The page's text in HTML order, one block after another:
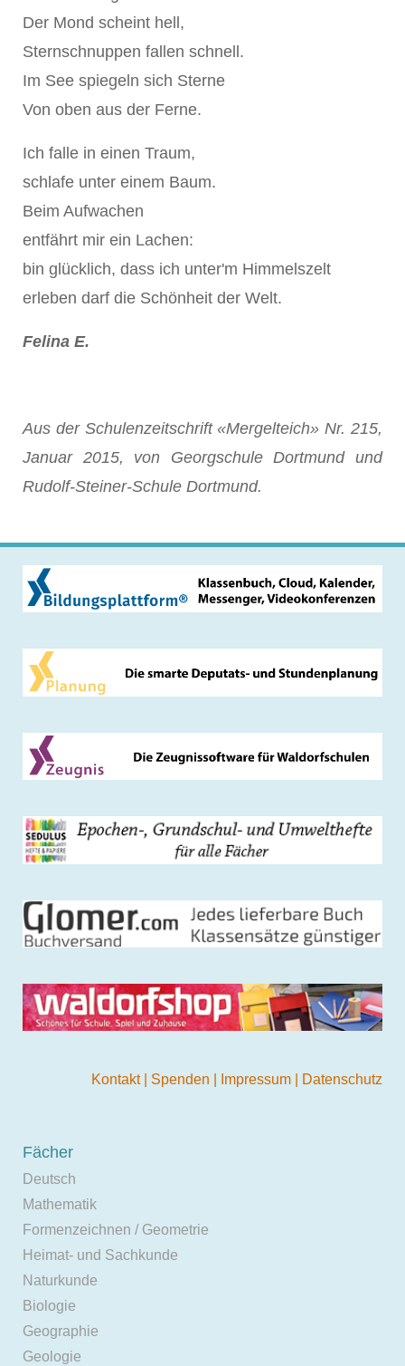
Der Mond scheint hell,
Sternschnuppen fallen schnell.
Im See spiegeln sich Sterne
Von oben aus der Ferne.
Ich falle in einen Traum,
schlafe unter einem Baum.
Beim Aufwachen
entfährt mir ein Lachen:
bin glücklich, dass ich unter'm Himmelszelt
erleben darf die Schönheit der Welt.
Felina E.
Aus der Schulenzeitschrift «Mergelteich» Nr. 215,
Januar 2015, von Georgschule Dortmund und
Rudolf-Steiner-Schule Dortmund.
Kontakt Spenden Impressum Datenschutz
Fächer
Deutsch
Mathematik
Formenzeichnen / Geometrie
Heimat- und Sachkunde
Naturkunde
Biologie
Geographie
Geologie